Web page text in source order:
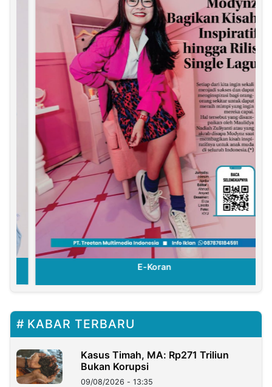
E-Koran
KABAR TERBARU
Kasus Timah, MA: Rp271 Triliun
Bukan Korupsi
09/08/2026 - 13:35